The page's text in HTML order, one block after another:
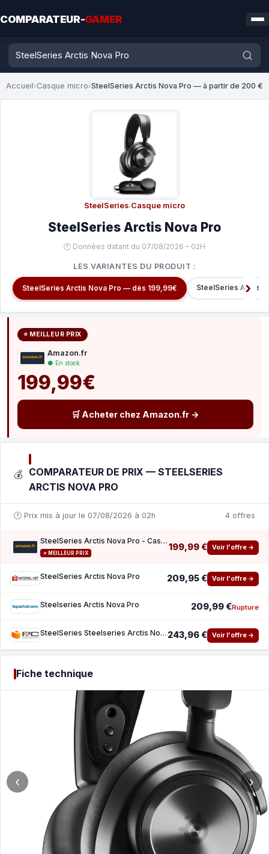
COMPARATEUR-GAMER
Accueil›Casque micro›SteelSeries Arctis Nova Pro — à partir de 200 €
SteelSeries·Casque micro
SteelSeries Arctis Nova Pro
🕐 Données datant du 07/08/2026 – 02H
LES VARIANTES DU PRODUIT :
SteelSeries Arctis Nova Pro — dès 199,99€ SteelSeries Arctis
⭐ MEILLEUR PRIX
Amazon.fr
● En stock
199,99€
🛒 Acheter chez Amazon.fr →
💰 COMPARATEUR DE PRIX — STEELSERIES
ARCTIS NOVA PRO
🕐 Prix mis à jour le 07/08/2026 à 02h 4 offres
SteelSeries Arctis Nova Pro - Casque gaming multi-système - Son Hi-Res - Son spatial 360°
⭐ MEILLEUR PRIX
199,99 € Voir l'offre →
SteelSeries Arctis Nova Pro 209,95 € Voir l'offre →
Steelseries Arctis Nova Pro 209,99 €Rupture
SteelSeries Steelseries Arctis Nova Pro Casque Avec fil Arceau Jouer Black 243,96 € Voir l'offre →
Fiche technique
‹ ›